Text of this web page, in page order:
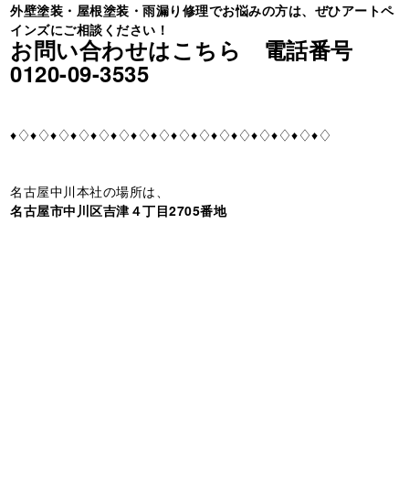
外壁塗装・屋根塗装・雨漏り修理でお悩みの方は、ぜひアートペ
インズにご相談ください！
お問い合わせはこちら 電話番号
0120-09-3535
♦♢♦♢♦♢♦♢♦♢♦♢♦♢♦♢♦♢♦♢♦♢♦♢♦♢♦♢♦♢♦♢
名古屋中川本社の場所は、
名古屋市中川区吉津４丁目2705番地